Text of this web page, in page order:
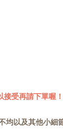
受再請下單喔
以及其他小